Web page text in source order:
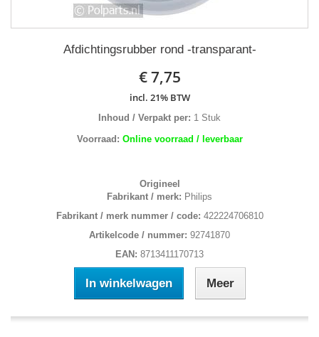
Afdichtingsrubber rond -transparant-
€ 7,75
incl. 21% BTW
Inhoud / Verpakt per: 1 Stuk
Voorraad: Online voorraad / leverbaar
Origineel
Fabrikant / merk: Philips
Fabrikant / merk nummer / code: 422224706810
Artikelcode / nummer: 92741870
EAN: 8713411170713
In winkelwagen Meer